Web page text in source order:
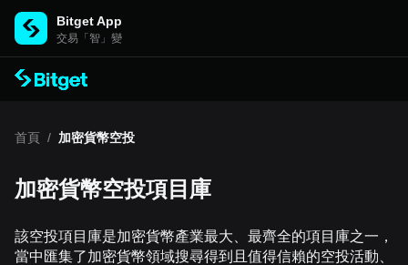
Bitget App
交易「智」變
首頁 / 加密貨幣空投
加密貨幣空投項目庫
該空投項目庫是加密貨幣產業最大、最齊全的項目庫之一，
當中匯集了加密貨幣領域搜尋得到且值得信賴的空投活動、